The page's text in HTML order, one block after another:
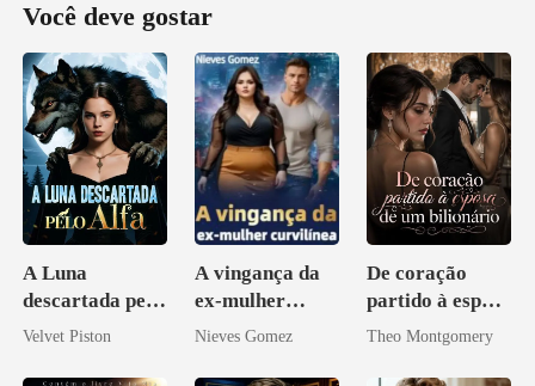
Você deve gostar
A Luna
descartada pelo
Alfa
Velvet Piston
A vingança da
ex-mulher
curvilínea
Nieves Gomez
De coração
partido à esposa
de um bilionário
Theo Montgomery